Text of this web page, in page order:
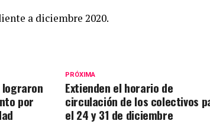
a diciembre 2020.
PRÓXIMA
Extienden el horario de
circulación de los colectivos
el 24 y 31 de diciembre
lograron
por